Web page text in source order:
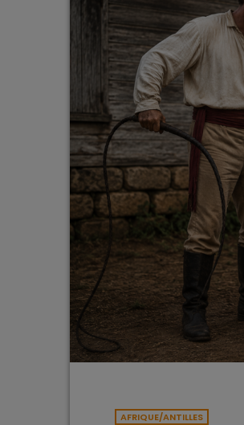
AFRIQUE/ANTILLES